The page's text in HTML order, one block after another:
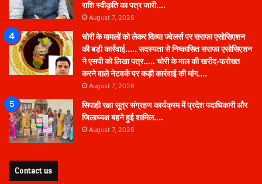
राशि स्वीकृति का पत्र जारी….
August 7, 2026
चोरी के मामलों को लेकर दिव्या ज्वेलर्स पर सराफा एसोसिएशन
की बड़ी कार्रवाई….. सदस्यता से निष्कासित सराफा एसोसिएशन
ने एसपी को लिखा पत्र….. चोरी के माल की खरीद-फरोख्त
करने वाले नेटवर्क पर कड़ी कार्रवाई की मांग….
August 7, 2026
सिपाही रक्षा सूत्र संग्रहण कार्यक्रम में प्रदेश पदाधिकारी और
जिलाध्यक्ष बहने हुई शामिल….
August 7, 2026
Contact us